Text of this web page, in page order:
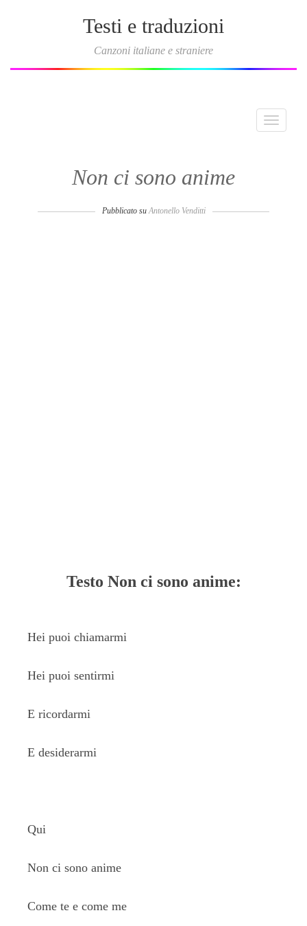
Testi e traduzioni
Canzoni italiane e straniere
Toggle
Non ci sono anime
Pubblicato suAntonello Venditti
Testo Non ci sono anime:
Hei puoi chiamarmi
Hei puoi sentirmi
E ricordarmi
E desiderarmi
Qui
Non ci sono anime
Come te e come me